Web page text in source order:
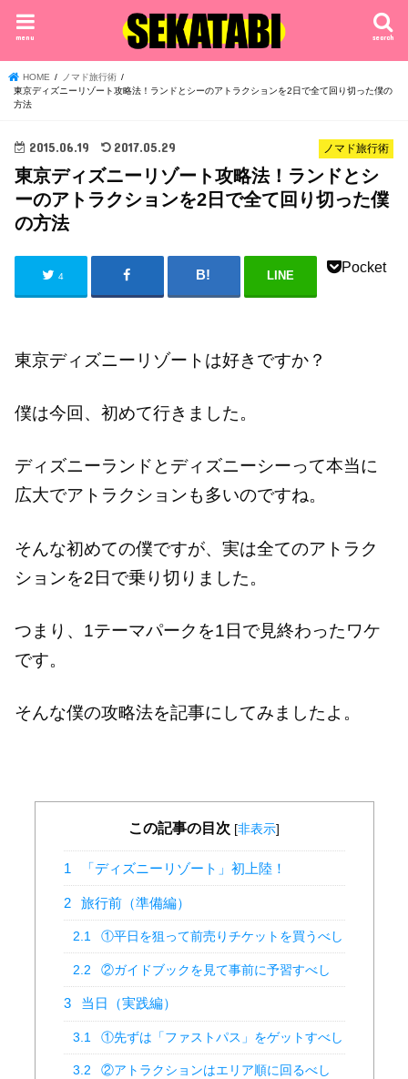
search
menu
HOME
ノマド旅行術
東京ディズニーリゾート攻略法！ランドとシーのアトラクションを2日で全て回り切った僕の
方法
ノマド旅行術
2015.06.19 2017.05.29
東京ディズニーリゾート攻略法！ランドとシ
ーのアトラクションを2日で全て回り切った僕
の方法
4 LINE
Pocket
東京ディズニーリゾートは好きですか？
僕は今回、初めて行きました。
ディズニーランドとディズニーシーって本当に
広大でアトラクションも多いのですね。
そんな初めての僕ですが、実は全てのアトラク
ションを2日で乗り切りました。
つまり、1テーマパークを1日で見終わったワケ
です。
そんな僕の攻略法を記事にしてみましたよ。
この記事の目次 [非表示]
1 「ディズニーリゾート」初上陸！
2 旅行前（準備編）
2.1 ①平日を狙って前売りチケットを買うべし
2.2 ②ガイドブックを見て事前に予習すべし
3 当日（実践編）
3.1 ①先ずは「ファストパス」をゲットすべし
3.2 ②アトラクションはエリア順に回るべし